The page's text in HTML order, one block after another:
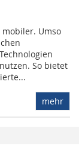
Umso
So bietet
mehr